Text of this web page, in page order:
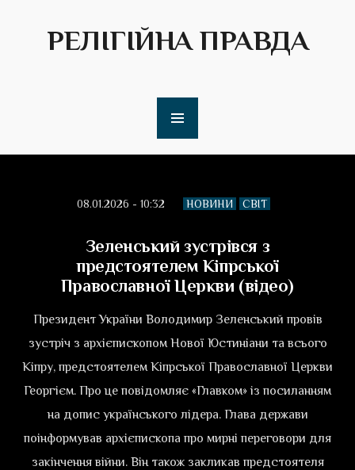
РЕЛІГІЙНА ПРАВДА
08.01.2026 - 10:32 НОВИНИ СВІТ
Зеленський зустрівся з
предстоятелем Кіпрської
Православної Церкви (відео)
Президент України Володимир Зеленський провів
зустріч з архієпископом Нової Юстиніани та всього
Кіпру, предстоятелем Кіпрської Православної Церкви
Георгієм. Про це повідомляє «Главком» із посиланням
на допис українського лідера. Глава держави
поінформував архієпископа про мирні переговори для
закінчення війни. Він також закликав предстоятеля